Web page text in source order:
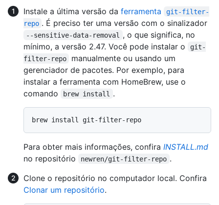
Instale a última versão da ferramenta
git-filter-
repo . É preciso ter uma versão com o sinalizador
--sensitive-data-removal
, o que significa, no
mínimo, a versão 2.47. Você pode instalar o
git-
filter-repo
manualmente ou usando um
gerenciador de pacotes. Por exemplo, para
instalar a ferramenta com HomeBrew, use o
comando
brew install .
Para obter mais informações, confira INSTALL.md
no repositório
newren/git-filter-repo .
Clone o repositório no computador local. Confira
Clonar um repositório.